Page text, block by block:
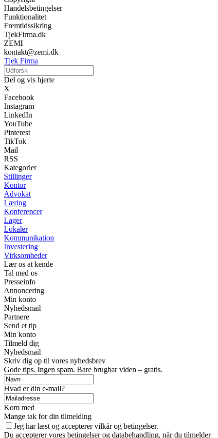
Handelsbetingelser
Funktionalitet
Fremtidssikring
TjekFirma.dk
ZEMI
kontakt@zemi.dk
Tjek Firma
Del og vis hjerte
X
Facebook
Instagram
LinkedIn
YouTube
Pinterest
TikTok
Mail
RSS
Kategorier
Stillinger
Kontor
Advokat
Læring
Konferencer
Lager
Lokaler
Kommunikation
Investering
Virksomheder
Lær os at kende
Tal med os
Presseinfo
Annoncering
Min konto
Nyhedsmail
Partnere
Send et tip
Min konto
Tilmeld dig
Nyhedsmail
Skriv dig op til vores nyhedsbrev
Gode tips. Ingen spam. Bare brugbar viden – gratis.
Hvad er din e-mail?
Kom med
Mange tak for din tilmelding
Jeg har læst og accepterer vilkår og betingelser.
Du accepterer vores betingelser og databehandling, når du tilmelder